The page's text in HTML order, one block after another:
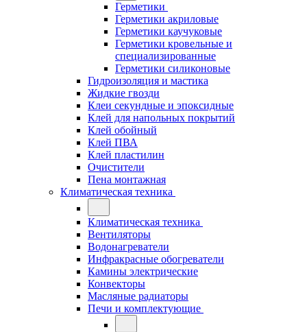
Герметики
Герметики акриловые
Герметики каучуковые
Герметики кровельные и
специализированные
Герметики силиконовые
Гидроизоляция и мастика
Жидкие гвозди
Клеи секундные и эпоксидные
Клей для напольных покрытий
Клей обойный
Клей ПВА
Клей пластилин
Очистители
Пена монтажная
Климатическая техника
Климатическая техника
Вентиляторы
Водонагреватели
Инфракрасные обогреватели
Камины электрические
Конвекторы
Масляные радиаторы
Печи и комплектующие